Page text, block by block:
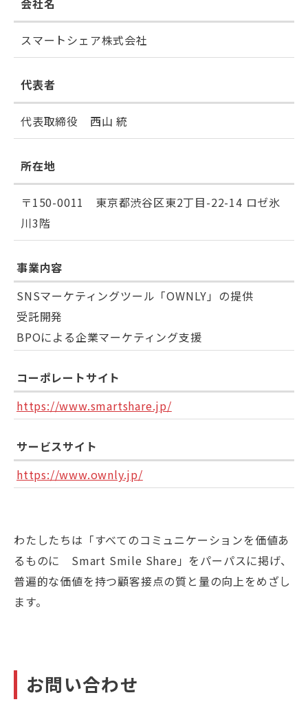
スマートシェア株式会社
代表者
代表取締役 西山 統
所在地
〒150-0011 東京都渋谷区東2丁目-22-14 ロゼ氷
川3階
事業内容
SNSマーケティングツール「OWNLY」の提供
受託開発
BPOによる企業マーケティング支援
コーポレートサイト
https://www.smartshare.jp/
サービスサイト
https://www.ownly.jp/
わたしたちは「すべてのコミュニケーションを価値あ
るものに Smart Smile Share」をパーパスに掲げ、
普遍的な価値を持つ顧客接点の質と量の向上をめざし
ます。
お問い合わせ